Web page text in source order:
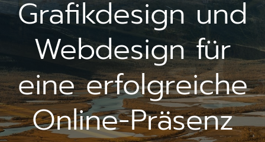
Grafikdesign und
Webdesign für
eine erfolgreiche
Online-Präsenz